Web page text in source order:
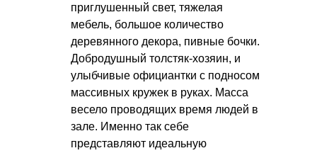
приглушенный свет, тяжелая
мебель, большое количество
деревянного декора, пивные бочки.
Добродушный толстяк-хозяин, и
улыбчивые официантки с подносом
массивных кружек в руках. Масса
весело проводящих время людей в
зале. Именно так себе
представляют идеальную